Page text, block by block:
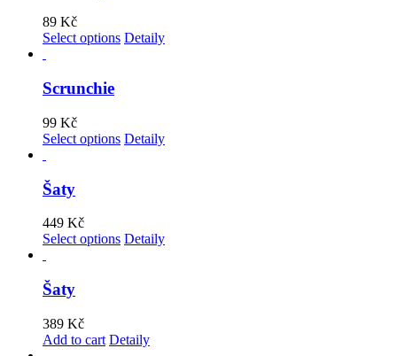
89 Kč
Select options Detaily
Scrunchie
99 Kč
Select options Detaily
Šaty
449 Kč
Select options Detaily
Šaty
389 Kč
Add to cart Detaily